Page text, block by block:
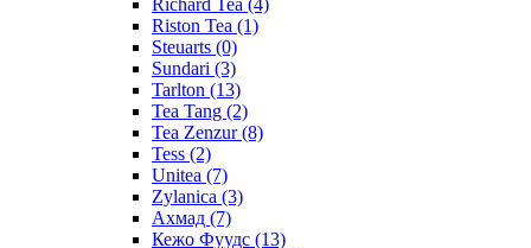
Riston Tea (1)
Steuarts (0)
Sundari (3)
Tarlton (13)
Tea Tang (2)
Tea Zenzur(8)
Tess (2)
Unitea (7)
Zylanica (3)
Ахмад (7)
Кежо Фуудс (13)